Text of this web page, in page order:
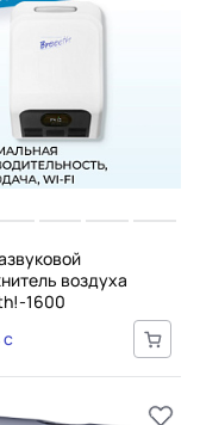
воздуха
1600
c